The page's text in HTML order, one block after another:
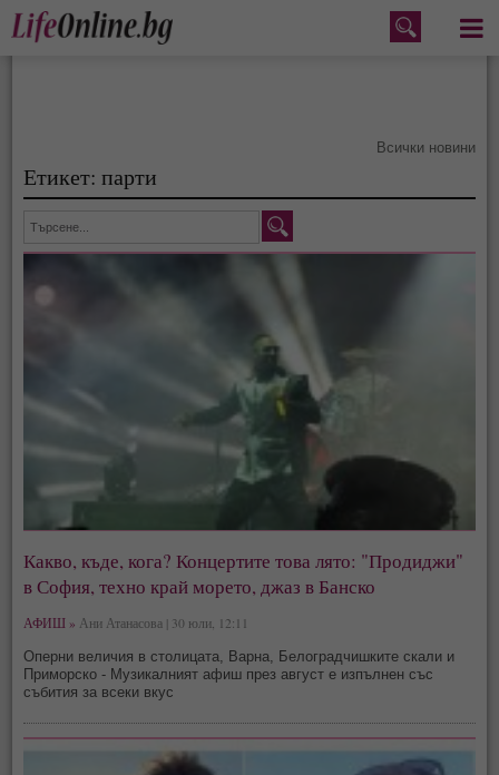
Меню
Всички новини
Етикет: парти
Какво, къде, кога? Концертите това лято: "Продиджи"
в София, техно край морето, джаз в Банско
АФИШ » Ани Атанасова | 30 юли, 12:11
Оперни величия в столицата, Варна, Белоградчишките скали и
Приморско - Музикалният афиш през август е изпълнен със
събития за всеки вкус